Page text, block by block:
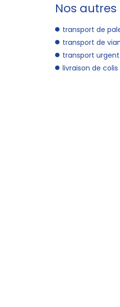
Nos
transport de
transport de
transport
livraison de